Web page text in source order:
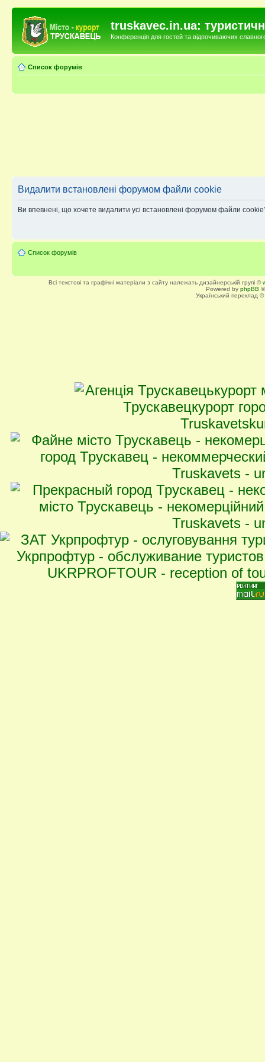
truskavec.in.ua:
Конференція для гостей та відпочиваючих
Список форумів
Видалити встановлені форумом файли cookie
Ви впевнені, що хочете видалити усі встановлені форумом файли
Список форумів
Всі текстові та графічні матеріали з сайту належать дизайнерській групі ©
Powered by phpBB
Український переклад